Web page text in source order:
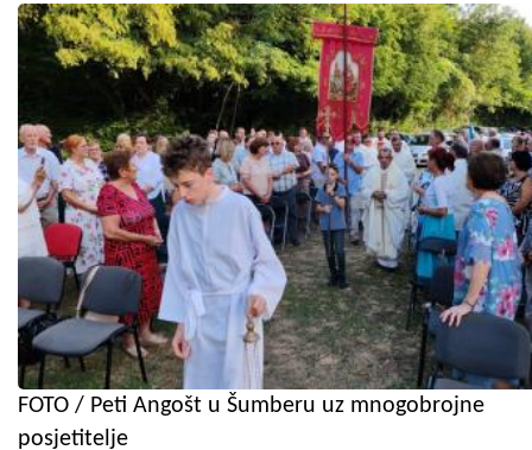
FOTO / Peti Angošt u Šumberu uz mnogobrojne
posjetitelje